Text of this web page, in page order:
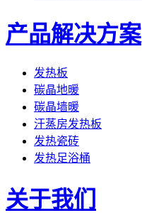
产品解决方案
发热板
碳晶地暖
碳晶墙暖
汗蒸房发热板
发热瓷砖
发热足浴桶
关于我们